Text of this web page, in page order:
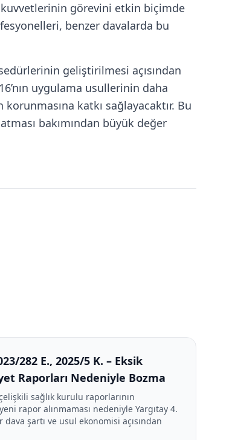
görevini etkin biçimde
benzer davalarda bu
geliştirilmesi açısından
uygulama usullerinin daha
katkı sağlayacaktır. Bu
bakımından büyük değer
282 E., 2025/5 K. – Eksik
Raporları Nedeniyle Bozma
sağlık kurulu raporlarının
rapor alınmaması nedeniyle Yargıtay 4.
şartı ve usul ekonomisi açısından